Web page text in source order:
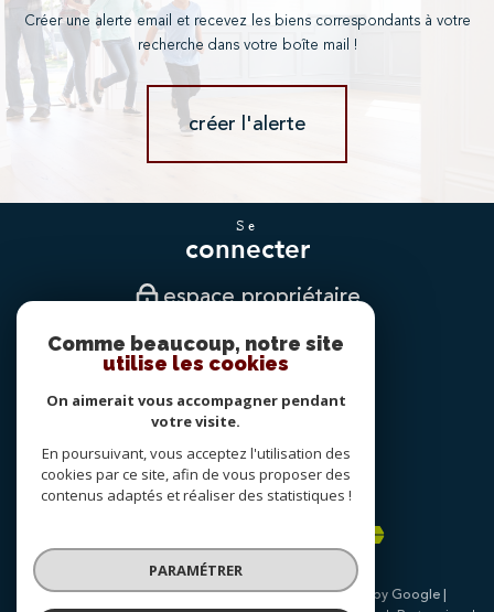
Créer une alerte email et recevez les biens correspondants à votre
recherche dans votre boîte mail !
créer l'alerte
se
connecter
espace propriétaire
nous
suivre
nous
adhérons
© 2026 | Tous droits réservés | Traduction powered by Google |
Comme beaucoup, notre site
utilise les cookies
On aimerait vous accompagner pendant
votre visite.
En poursuivant, vous acceptez l'utilisation des
cookies par ce site, afin de vous proposer des
contenus adaptés et réaliser des statistiques !
PARAMÉTRER